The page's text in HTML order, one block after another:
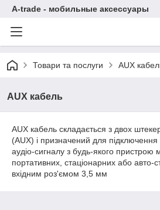
A-trade - мобильные аксессуары
Товари та послуги AUX
AUX кабель
AUX кабель складається з двох
(AUX) і призначений для підключення
аудіо-сигналу з будь-якого
портативних, стаціонарних або авто-
вхідним роз'ємом 3,5 мм